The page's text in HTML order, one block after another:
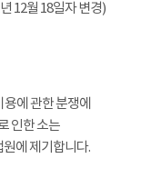
12월 18일자 변경)
에 관한 분쟁에
인한 소는
에 제기합니다.